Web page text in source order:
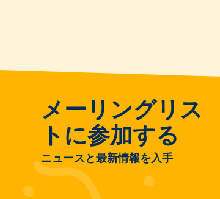
メーリングリス
トに参加する
ニュースと最新情報を入手